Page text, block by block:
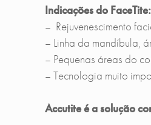
Indicações do FaceTite:
– Rejuvenescimento
– Linha da mandíbula,
– Pequenas áreas do
– Tecnologia muito
Accutite é a solução